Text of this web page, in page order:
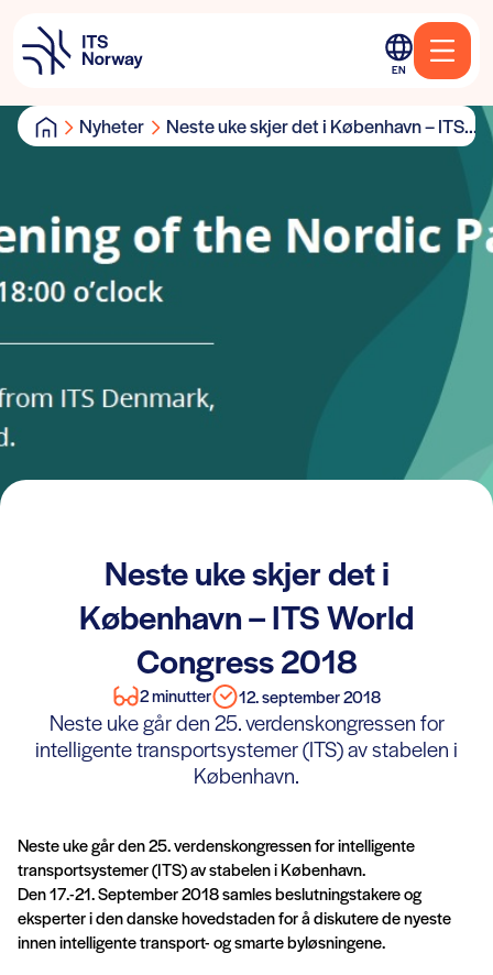
EN
Nyheter Neste uke skjer det i København – ITS...
Neste uke skjer det i
København – ITS World
Congress 2018
2 minutter 12. september 2018
Neste uke går den 25. verdenskongressen for
intelligente transportsystemer (ITS) av stabelen i
København.
Neste uke går den 25. verdenskongressen for intelligente
transportsystemer (ITS) av stabelen i København.
Den 17.-21. September 2018 samles beslutningstakere og
eksperter i den danske hovedstaden for å diskutere de nyeste
innen intelligente transport- og smarte byløsningene.